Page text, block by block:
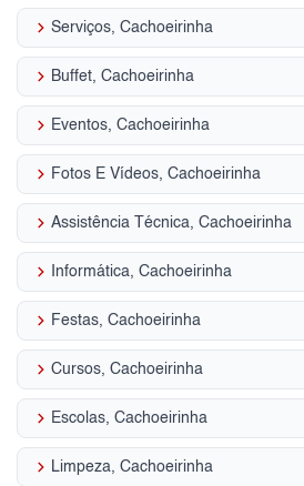
keyboard_arrow_right Serviços, Cachoeirinha
keyboard_arrow_right Buffet, Cachoeirinha
keyboard_arrow_right Eventos, Cachoeirinha
keyboard_arrow_right Fotos E Vídeos, Cachoeirinha
keyboard_arrow_right Assistência Técnica, Cachoeirinha
keyboard_arrow_right Informática, Cachoeirinha
keyboard_arrow_right Festas, Cachoeirinha
keyboard_arrow_right Cursos, Cachoeirinha
keyboard_arrow_right Escolas, Cachoeirinha
keyboard_arrow_right Limpeza, Cachoeirinha